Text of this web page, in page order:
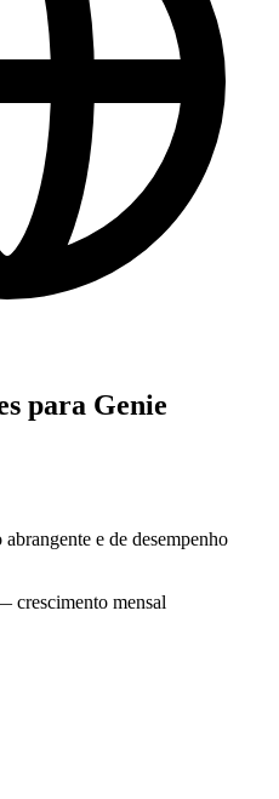
para Genie
e de desempenho
crescimento mensal